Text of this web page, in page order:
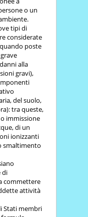
o un
tipi di
considerate
poste
alla
gravi),
del suolo,
tra queste,
immissione
di un
ionizzanti
smaltimento
di
commettere
attività
Stati membri